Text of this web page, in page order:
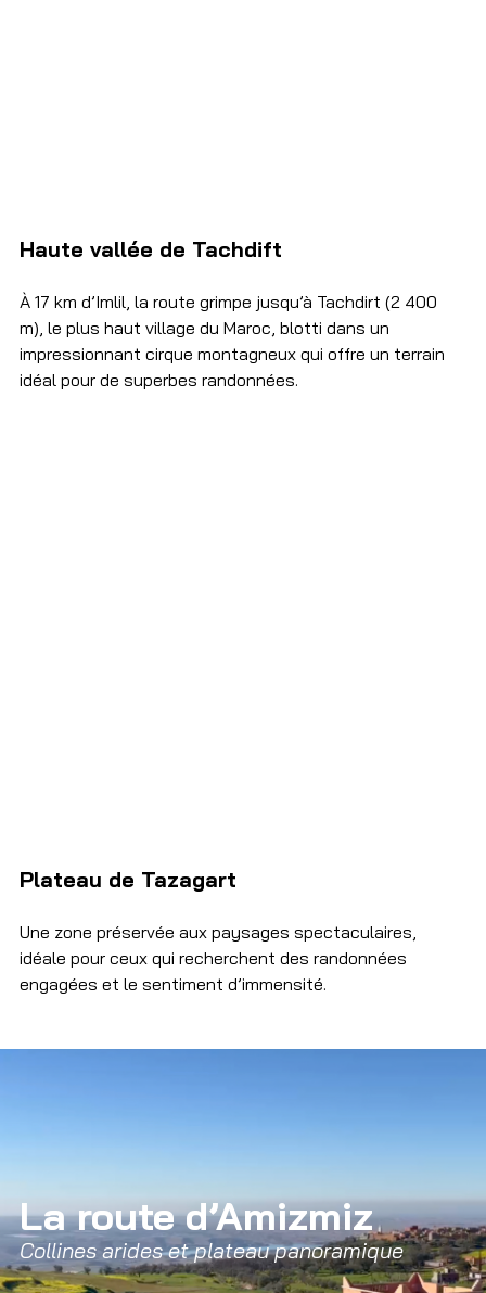
Haute vallée de Tachdift
À 17 km d’Imlil, la route grimpe jusqu’à Tachdirt (2 400
m), le plus haut village du Maroc, blotti dans un
impressionnant cirque montagneux qui offre un terrain
idéal pour de superbes randonnées.
Plateau de Tazagart
Une zone préservée aux paysages spectaculaires,
idéale pour ceux qui recherchent des randonnées
engagées et le sentiment d’immensité.
La route d’Amizmiz
Collines arides et plateau panoramique